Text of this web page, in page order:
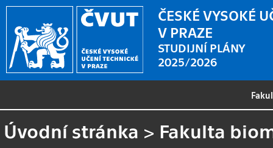
ČESKÉ VYSOKÉ
V PRAZE
STUDIJNÍ PLÁNY
2025/2026
Úvodní stránka > Fakulta